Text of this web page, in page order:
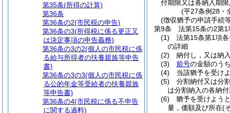
付期限又は各納入期
(平27条例28・
(徴収猶予の申請手続
第9条
法第15条の2第1
(1)
法第15条第1項
の詳細
(2)
納付し，又は納
(3)
前号の金額のう
(4)
当該猶予を受け
(5)
分割納付又は分
は分割納入の各納
(6)
猶予を受けよう
量，価額及び所在(
第35条(所得の計算)
第36条
第36条の2(市民税の申告)
第36条の3(所得税に係る更正又
は決定事項の申告義務)
第36条の3の2(個人の市民税に係
る給与所得者の扶養親族等申告
書)
第36条の3の3(個人の市民税に係
る公的年金等受給者の扶養親族
等申告書)
第36条の4(市民税に係る不申告
に関する過料)